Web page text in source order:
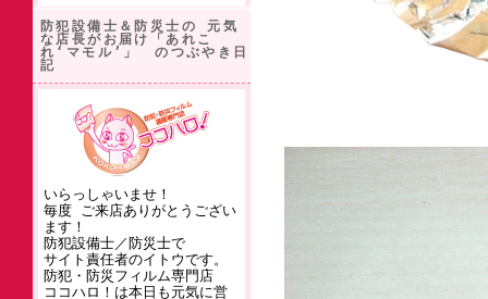
防犯設備士＆防災士の 元気
な店長がお届け「あれこ
れ‘マモル’」 のつぶやき日
記
いらっしゃいませ！
毎度 ご来店ありがとうござい
ます！
防犯設備士／防災士で
サイト責任者のイトウです。
防犯・防災フィルム専門店
ココハロ！は本日も元気に営